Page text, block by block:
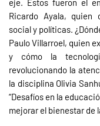
eje. Estos fueron el
Ricardo Ayala, quien
social y políticas.
Paulo Villarroel, quien
y cómo la
revolucionando la
la disciplina Olivia
“Desafíos en la
mejorar el bienestar de